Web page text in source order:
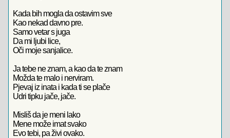
Kada bih mogla da ostavim sve
Kao nekad davno pre.
Samo vetar s juga
Da mi ljubi lice,
Oči moje sanjalice.
Ja tebe ne znam, a kao da te znam
Možda te malo i nerviram.
Pjevaj iz inata i kada ti se plače
Udri tipku jače, jače.
Misliš da je meni lako
Mene može imat svako
Evo tebi, pa živi ovako.